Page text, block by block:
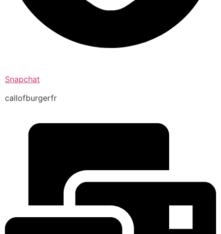
Snapchat
callofburgerfr